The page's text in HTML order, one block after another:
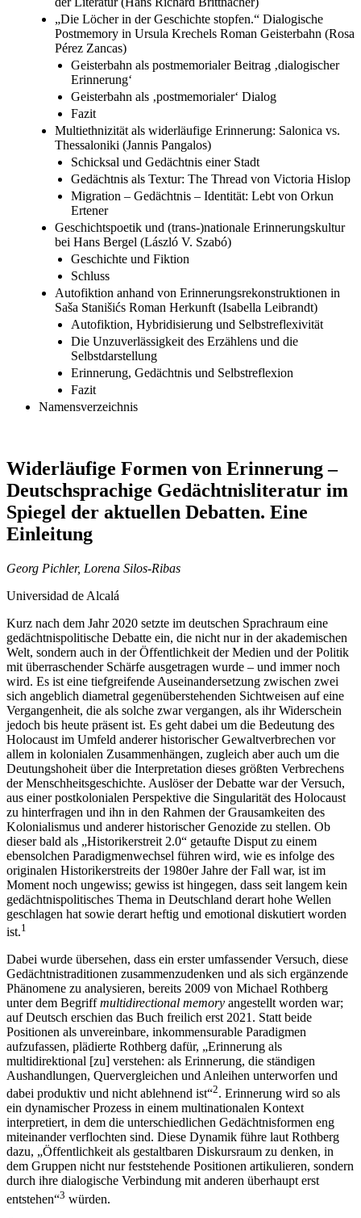
„Die Löcher in der Geschichte stopfen.“ Dialogische
Postmemory in Ursula Krechels Roman Geisterbahn (Rosa
Pérez Zancas)
Geisterbahn als postmemorialer Beitrag ‚dialogischer
Erinnerung‘
Geisterbahn als ‚postmemorialer‘ Dialog
Fazit
Multiethnizität als widerläufige Erinnerung: Salonica vs.
Thessaloniki (Jannis Pangalos)
Schicksal und Gedächtnis einer Stadt
Gedächtnis als Textur: The Thread von Victoria Hislop
Migration – Gedächtnis – Identität: Lebt von Orkun
Ertener
Geschichtspoetik und (trans-)nationale Erinnerungskultur
bei Hans Bergel (László V. Szabó)
Geschichte und Fiktion
Schluss
Autofiktion anhand von Erinnerungsrekonstruktionen in
Saša Stanišićs Roman Herkunft (Isabella Leibrandt)
Autofiktion, Hybridisierung und Selbstreflexivität
Die Unzuverlässigkeit des Erzählens und die
Selbstdarstellung
Erinnerung, Gedächtnis und Selbstreflexion
Fazit
Namensverzeichnis
Widerläufige Formen von Erinnerung –
Deutschsprachige Gedächtnisliteratur im
Spiegel der aktuellen Debatten. Eine
Einleitung
Georg Pichler, Lorena Silos-Ribas
Universidad de Alcalá
Kurz nach dem Jahr 2020 setzte im deutschen Sprachraum eine
gedächtnispolitische Debatte ein, die nicht nur in der akademischen
Welt, sondern auch in der Öffentlichkeit der Medien und der Politik
mit überraschender Schärfe ausgetragen wurde – und immer noch
wird. Es ist eine tiefgreifende Auseinandersetzung zwischen zwei
sich angeblich diametral gegenüberstehenden Sichtweisen auf eine
Vergangenheit, die als solche zwar vergangen, als ihr Widerschein
jedoch bis heute präsent ist. Es geht dabei um die Bedeutung des
Holocaust im Umfeld anderer historischer Gewaltverbrechen vor
allem in kolonialen Zusammenhängen, zugleich aber auch um die
Deutungshoheit über die Interpretation dieses größten Verbrechens
der Menschheitsgeschichte. Auslöser der Debatte war der Versuch,
aus einer postkolonialen Perspektive die Singularität des Holocaust
zu hinterfragen und ihn in den Rahmen der Grausamkeiten des
Kolonialismus und anderer historischer Genozide zu stellen. Ob
dieser bald als „Historikerstreit 2.0“ getaufte Disput zu einem
ebensolchen Paradigmenwechsel führen wird, wie es infolge des
originalen Historikerstreits der 1980er Jahre der Fall war, ist im
Moment noch ungewiss; gewiss ist hingegen, dass seit langem kein
gedächtnispolitisches Thema in Deutschland derart hohe Wellen
geschlagen hat sowie derart heftig und emotional diskutiert worden
ist.1
Dabei wurde übersehen, dass ein erster umfassender Versuch, diese
Gedächtnistraditionen zusammenzudenken und als sich ergänzende
Phänomene zu analysieren, bereits 2009 von Michael Rothberg
unter dem Begriffmultidirectional memory angestellt worden war;
auf Deutsch erschien das Buch freilich erst 2021. Statt beide
Positionen als unvereinbare, inkommensurable Paradigmen
aufzufassen, plädierte Rothberg dafür, „Erinnerung als
multidirektional [zu] verstehen: als Erinnerung, die ständigen
Aushandlungen, Quervergleichen und Anleihen unterworfen und
dabei produktiv und nicht ablehnend ist“2. Erinnerung wird so als
ein dynamischer Prozess in einem multinationalen Kontext
interpretiert, in dem die unterschiedlichen Gedächtnisformen eng
miteinander verflochten sind. Diese Dynamik führe laut Rothberg
dazu, „Öffentlichkeit als gestaltbaren Diskursraum zu denken, in
dem Gruppen nicht nur feststehende Positionen artikulieren, sondern
durch ihre dialogische Verbindung mit anderen überhaupt erst
entstehen“3 würden.